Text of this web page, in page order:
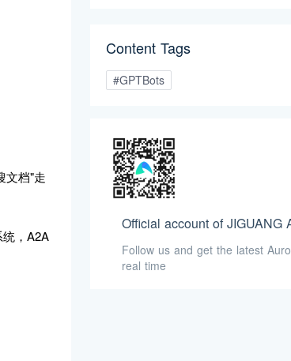
文档"走
，A2A
Content Tags
#GPTBots
Official account of JIGUANG
Follow us and get the latest
real time